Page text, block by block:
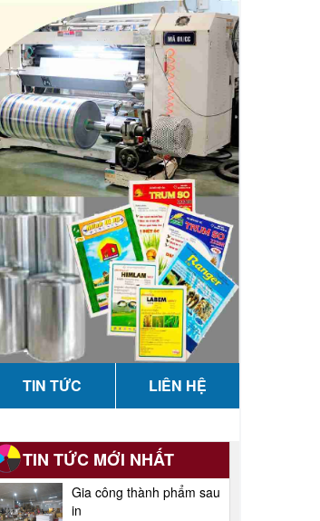
TIN TỨC LIÊN HỆ
TIN TỨC MỚI NHẤT
Gia công thành phẩm sau
in